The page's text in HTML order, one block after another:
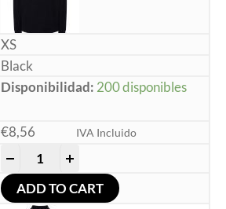
XS
Black
Disponibilidad: 200 disponibles
€8,56 IVA Incluido
ADD TO CART